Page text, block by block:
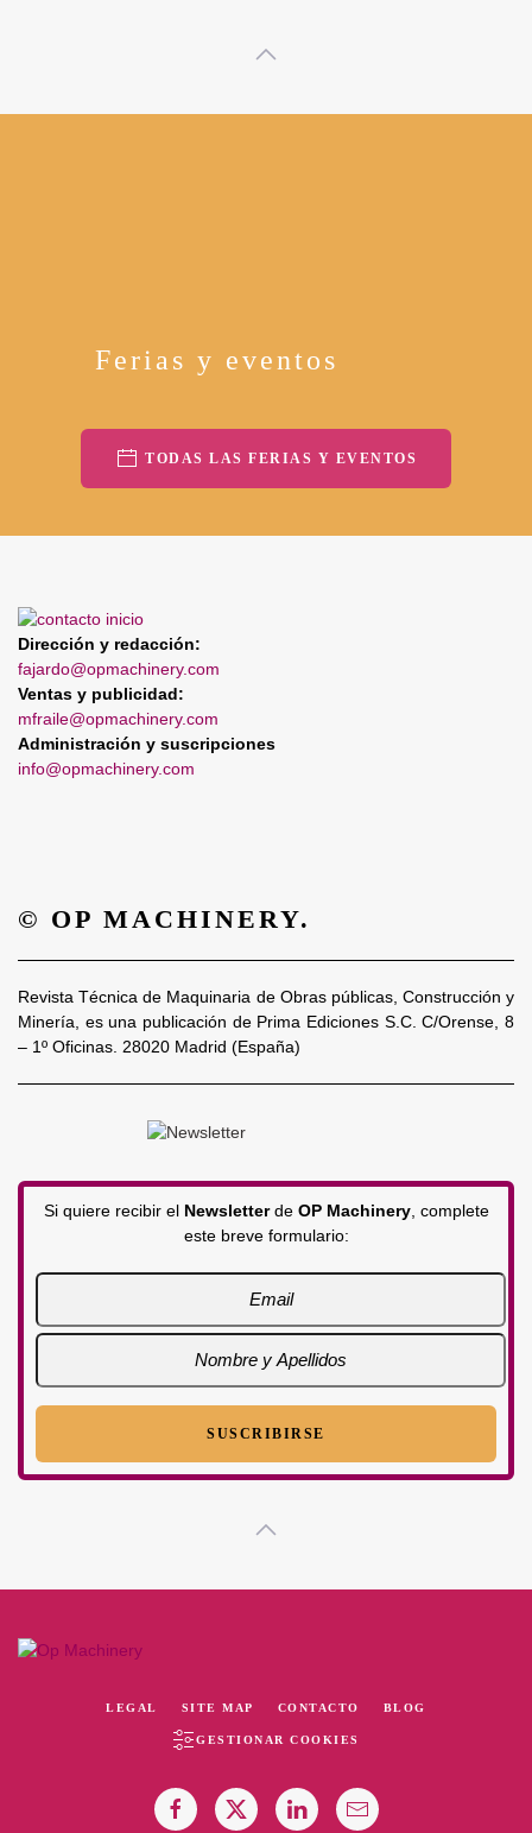
Ferias y eventos
TODAS LAS FERIAS Y EVENTOS
Dirección y redacción:
fajardo@opmachinery.com
Ventas y publicidad:
mfraile@opmachinery.com
Administración y suscripciones
info@opmachinery.com
© OP MACHINERY.
Revista Técnica de Maquinaria de Obras públicas, Construcción y
Minería, es una publicación de Prima Ediciones S.C. C/Orense, 8
– 1º Oficinas. 28020 Madrid (España)
Si quiere recibir el Newsletterde OP Machinery, complete
este breve formulario:
LEGAL SITE MAP CONTACTO BLOG
GESTIONAR COOKIES